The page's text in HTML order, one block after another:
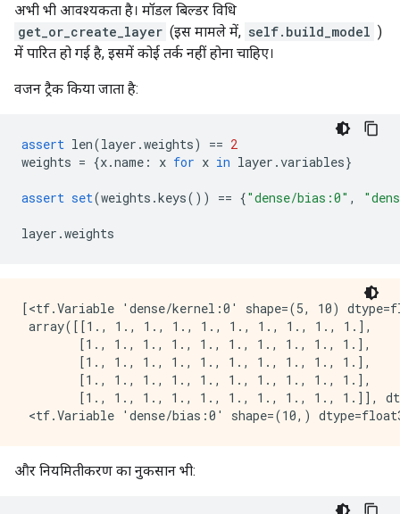
अभी भी आवश्यकता है। मॉडल बिल्डर विधि
get_or_create_layer (इस मामले में, self.build_model )
में पारित हो गई है, इसमें कोई तर्क नहीं होना चाहिए।
वजन ट्रैक किया जाता है:
assert len(layer .weights) == 2
weights = {x.name : x for x in layer .variables}
assert set(weights .keys()) == {"dense/bias:0" ,
layer .weights
[<tf.Variable 'dense/kernel:0' shape=(5, 10)
array([[1., 1., 1., 1., 1., 1., 1., 1., 1., 1.],
        [1., 1., 1., 1., 1., 1., 1., 1., 1., 1.],
        [1., 1., 1., 1., 1., 1., 1., 1., 1., 1.],
        [1., 1., 1., 1., 1., 1., 1., 1., 1., 1.],
[1., 1., 1., 1., 1., 1., 1., 1., 1., 1.]],
और नियमितीकरण का नुकसान भी: